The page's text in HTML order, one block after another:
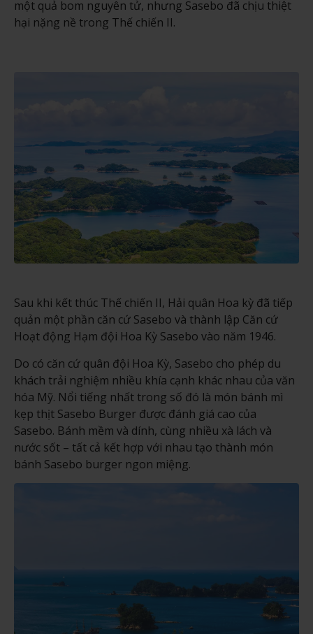
một quả bom nguyên tử, nhưng Sasebo đã chịu thiệt
hại nặng nề trong Thế chiến II.
Sau khi kết thúc Thế chiến II, Hải quân Hoa kỳ đã tiếp
quản một phần căn cứ Sasebo và thành lập Căn cứ
Hoạt động Hạm đội Hoa Kỳ Sasebo vào năm 1946.
Do có căn cứ quân đội Hoa Kỳ, Sasebo cho phép du
khách trải nghiệm nhiều khía cạnh khác nhau của văn
hóa Mỹ. Nổi tiếng nhất trong số đó là món bánh mì
kẹp thịt Sasebo Burger được đánh giá cao của
Sasebo. Bánh mềm và dính, cùng nhiều xà lách và
nước sốt – tất cả kết hợp với nhau tạo thành món
bánh Sasebo burger ngon miệng.